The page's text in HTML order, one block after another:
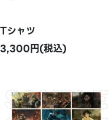
Tシャツ
3,300円(税込)